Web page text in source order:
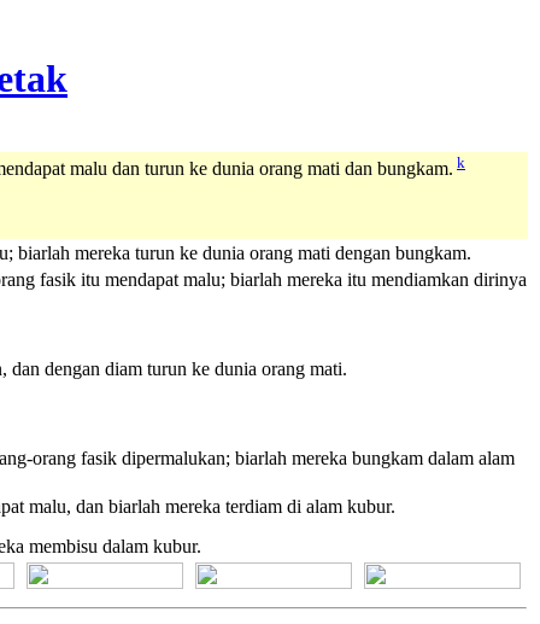
malu dan turun ke dunia orang mati dan bungkam. k
mereka turun ke dunia orang mati dengan bungkam.
fasik itu mendapat malu; biarlah mereka itu mendiamkan dirinya
dengan diam turun ke dunia orang mati.
orang fasik dipermalukan; biarlah mereka bungkam dalam alam
malu, dan biarlah mereka terdiam di alam kubur.
membisu dalam kubur.